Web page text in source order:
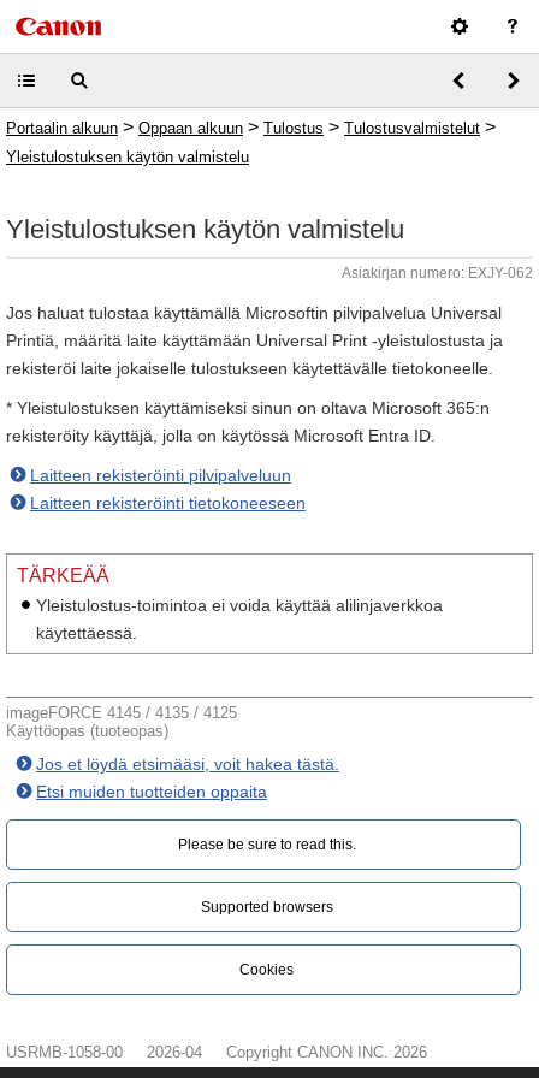
Portaalin alkuun > Oppaan alkuun > Tulostus > Tulostusvalmistelut >
Yleistulostuksen käytön valmistelu
Yleistulostuksen käytön valmistelu
Asiakirjan numero: EXJY-062
Jos haluat tulostaa käyttämällä Microsoftin pilvipalvelua Universal
Printiä, määritä laite käyttämään Universal Print -yleistulostusta ja
rekisteröi laite jokaiselle tulostukseen käytettävälle tietokoneelle.
* Yleistulostuksen käyttämiseksi sinun on oltava Microsoft 365:n
rekisteröity käyttäjä, jolla on käytössä Microsoft Entra ID.
Laitteen rekisteröinti pilvipalveluun
Laitteen rekisteröinti tietokoneeseen
TÄRKEÄÄ
Yleistulostus-toimintoa ei voida käyttää alilinjaverkkoa
käytettäessä.
imageFORCE 4145 / 4135 / 4125
Käyttöopas (tuoteopas)
Jos et löydä etsimääsi, voit hakea tästä.
Etsi muiden tuotteiden oppaita
Please be sure to read this.‎
Supported browsers
Cookies
USRMB-1058-00 2026-04 Copyright CANON INC. 2026